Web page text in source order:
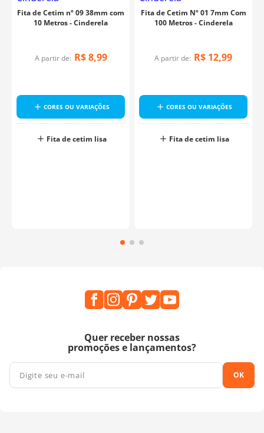
Fita de Cetim nº 09 38mm com
10 Metros - Cinderela
A partir de: R$ 8,99
CORES OU VARIAÇÕES
Fita de cetim lisa
Fita de Cetim Nº 01 7mm Com
100 Metros - Cinderela
A partir de: R$ 12,99
CORES OU VARIAÇÕES
Fita de cetim lisa
Quer receber nossas
promoções e lançamentos?
OK